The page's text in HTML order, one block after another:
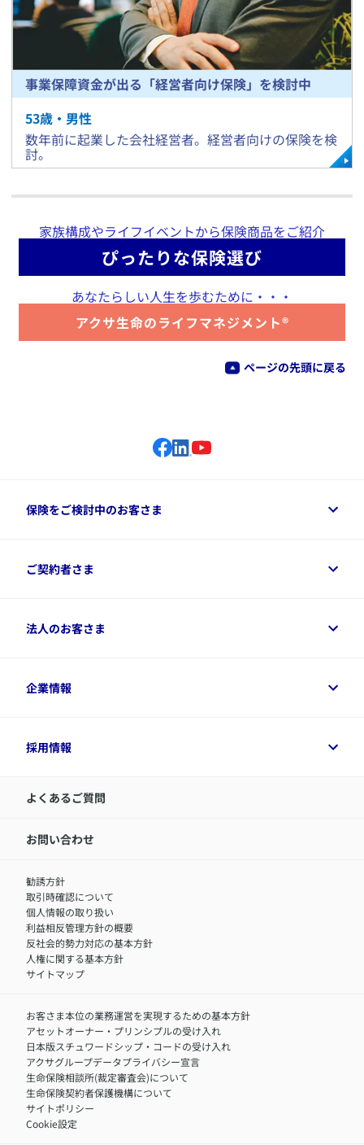
事業保障資金が出る「経営者向け保険」を検討中
53歳・ 男性
​数年前に起業した会社経営者。経営者向けの保険を検
討。
家族構成やライフイベントから保険商品をご紹介
ぴったりな保険選び
あなたらしい人生を歩むために・・・
アクサ生命のライフマネジメント®
ページの先頭に戻る
保険をご検討中のお客さま
保険をご検討中のお客さまトップ
資料請求
変額保険各種情報
ご契約者さま
ご契約者さまトップ
デジタル約款
令和8年（2026年）分の生命保険料控除証明書について
アクサのネット完結保険（旧アクサダイレクト生命）
法人のお客さま
法人のお客さまトップ
経営者サポートサービス
企業情報
企業情報トップ
アクサ生命が選ばれる理由
IR情報
サステナビリティの取り組み
​お客さまを金融犯罪からお守りするために
アクサグループについて
採用情報
採用情報トップ
中途採用：内勤正社員
職）
中途採用：フィナンシャルプラン・アドバイザー（営業職）
障害者採用
よくあるご質問
お問い合わせ
勧誘方針
取引時確認について
個人情報の取り扱い
利益相反管理方針の概要
反社会的勢力対応の基本方針
人権に関する基本方針
サイトマップ
お客さま本位の業務運営を実現するための基本方針
アセットオーナー・プリンシプルの受け入れ
日本版スチュワードシップ・コードの受け入れ
アクサグループデータプライバシー宣言
生命保険相談所(裁定審査会)について
生命保険契約者保護機構について
サイトポリシー
Cookie設定